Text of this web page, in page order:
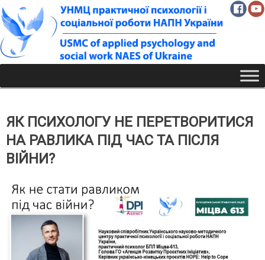
Skip
to
content
ЯК ПСИХОЛОГУ НЕ ПЕРЕТВОРИТИСЯ
НА РАВЛИКА ПІД ЧАС ТА ПІСЛЯ
ВІЙНИ?